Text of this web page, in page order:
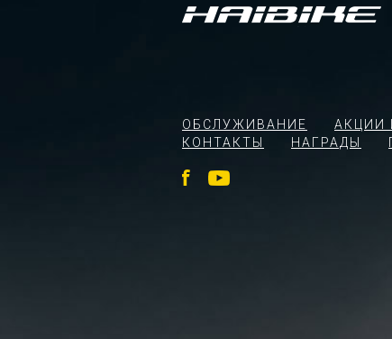
ОБСЛУЖИВАНИЕ АКЦИИ
КОНТАКТЫ
НАГРАДЫ